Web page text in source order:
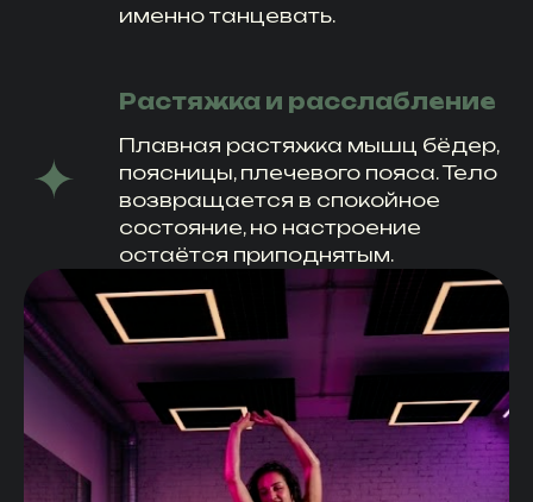
именно танцевать.
Растяжка и расслабление
Плавная растяжка мышц бёдер,
поясницы, плечевого пояса. Тело
возвращается в спокойное
состояние, но настроение
остаётся приподнятым.